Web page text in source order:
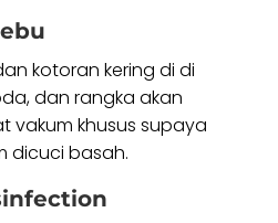
kotoran kering di di
dan rangka akan
vakum khusus supaya
dicuci basah.